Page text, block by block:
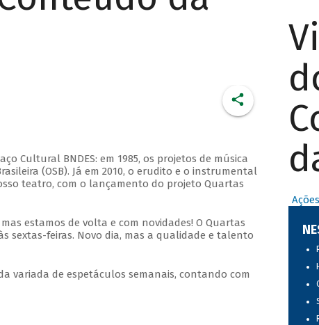
Cultural BNDES: em 1985, os projetos de música
(OSB). Já em 2010, o erudito e o instrumental
teatro, com o lançamento do projeto Quartas
estamos de volta e com novidades! O Quartas
sextas-feiras. Novo dia, mas a qualidade e talento
variada de espetáculos semanais, contando com
Ações